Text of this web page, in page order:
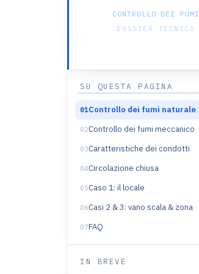
CONTROLLO DEI FUMI
DOSSIER TECNICO
SU QUESTA PAGINA
01Controllo dei fumi naturale
02Controllo dei fumi meccanico
03Caratteristiche dei condotti
04Circolazione chiusa
05Caso 1: il locale
06Casi 2 & 3: vano scala & zona
07FAQ
IN BREVE